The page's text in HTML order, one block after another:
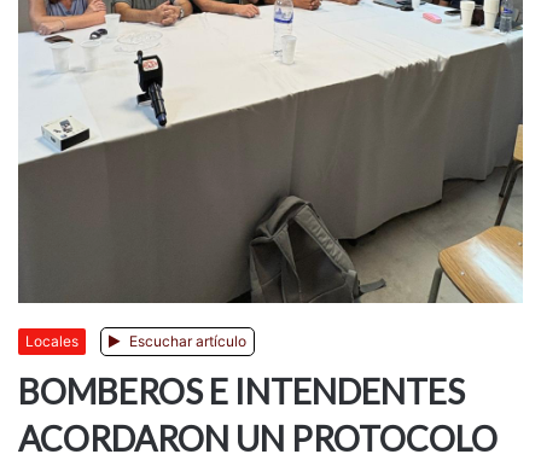
Locales Escuchar artículo
BOMBEROS E INTENDENTES
ACORDARON UN PROTOCOLO